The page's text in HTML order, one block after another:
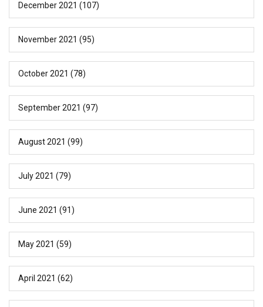
December 2021 (107)
November 2021 (95)
October 2021 (78)
September 2021 (97)
August 2021 (99)
July 2021 (79)
June 2021 (91)
May 2021 (59)
April 2021 (62)